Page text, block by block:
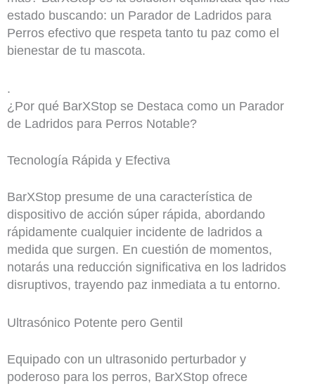
estado buscando: un Parador de Ladridos para
Perros efectivo que respeta tanto tu paz como el
bienestar de tu mascota.
.
¿Por qué BarXStop se Destaca como un Parador
de Ladridos para Perros Notable?
Tecnología Rápida y Efectiva
BarXStop presume de una característica de
dispositivo de acción súper rápida, abordando
rápidamente cualquier incidente de ladridos a
medida que surgen. En cuestión de momentos,
notarás una reducción significativa en los ladridos
disruptivos, trayendo paz inmediata a tu entorno.
Ultrasónico Potente pero Gentil
Equipado con un ultrasonido perturbador y
poderoso para los perros, BarXStop ofrece